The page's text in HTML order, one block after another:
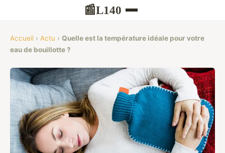
📰L140
Accueil › Actu › Quelle est la température idéale pour votre
eau de bouillotte ?